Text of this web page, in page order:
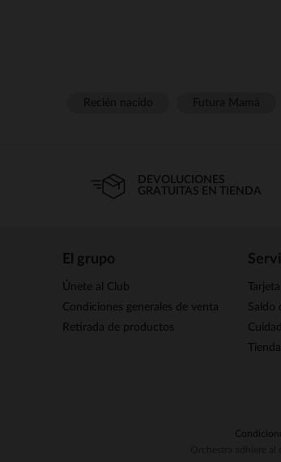
DEVOLUCIONES
GRATUITAS EN TIENDA
El grupo
Únete al Club
Condiciones generales de venta
Retirada de productos
Saldo